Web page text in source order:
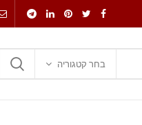
בחר קטגוריה